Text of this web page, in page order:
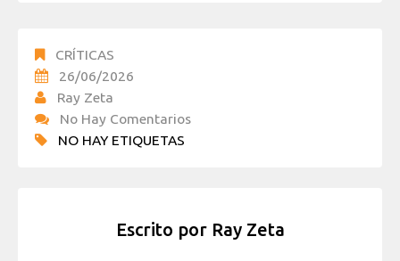
CRÍTICAS
26/06/2026
Ray Zeta
No Hay Comentarios
NO HAY ETIQUETAS
Escrito por Ray Zeta